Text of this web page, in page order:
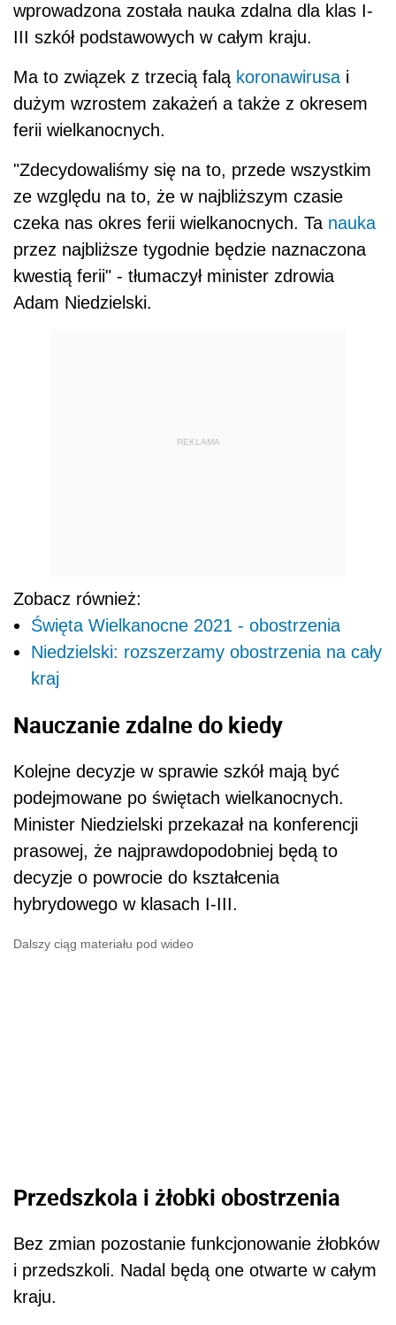
wprowadzona została nauka zdalna dla klas I-
III szkół podstawowych w całym kraju.
Ma to związek z trzecią falą koronawirusa i
dużym wzrostem zakażeń a także z okresem
ferii wielkanocnych.
"Zdecydowaliśmy się na to, przede wszystkim
ze względu na to, że w najbliższym czasie
czeka nas okres ferii wielkanocnych. Ta nauka
przez najbliższe tygodnie będzie naznaczona
kwestią ferii" - tłumaczył minister zdrowia
Adam Niedzielski.
REKLAMA
Zobacz również:
Święta Wielkanocne 2021 - obostrzenia
Niedzielski: rozszerzamy obostrzenia na cały
kraj
Nauczanie zdalne do kiedy
Kolejne decyzje w sprawie szkół mają być
podejmowane po świętach wielkanocnych.
Minister Niedzielski przekazał na konferencji
prasowej, że najprawdopodobniej będą to
decyzje o powrocie do kształcenia
hybrydowego w klasach I-III.
Dalszy ciąg materiału pod wideo
Przedszkola i żłobki obostrzenia
Bez zmian pozostanie funkcjonowanie żłobków
i przedszkoli. Nadal będą one otwarte w całym
kraju.